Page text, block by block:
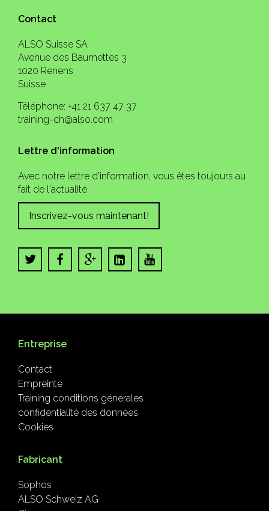
Contact
ALSO Suisse SA
Avenue des Baumettes 3
1020 Renens
Suisse
Téléphone: +41 21 637 47 37
training-ch@also.com
Lettre d'information
Avec notre lettre d'information, vous êtes toujours au
fait de l'actualité.
Inscrivez-vous maintenant!
Entreprise
Contact
Empreinte
Training conditions générales
confidentialité des données
Cookies
Fabricant
Sophos
ALSO Schweiz AG